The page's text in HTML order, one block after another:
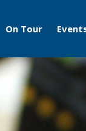
On Tour
AERO
ITB